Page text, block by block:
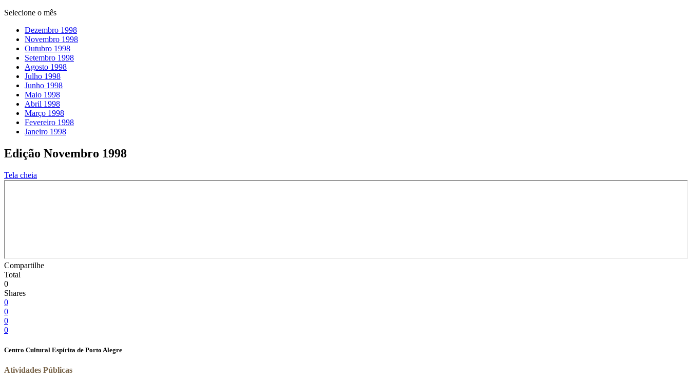
Selecione o mês
Dezembro 1998
Novembro 1998
Outubro 1998
Setembro 1998
Agosto 1998
Julho 1998
Junho 1998
Maio 1998
Abril 1998
Março 1998
Fevereiro 1998
Janeiro 1998
Edição Novembro 1998
Tela cheia
Compartilhe
Total
0
Shares
0
0
0
0
Centro Cultural Espírita de Porto Alegre
Atividades Públicas